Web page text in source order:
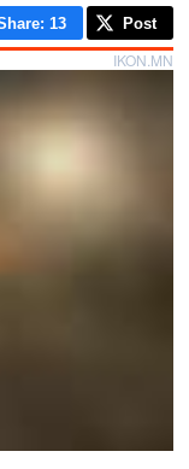
: 13 Post
IKON.MN